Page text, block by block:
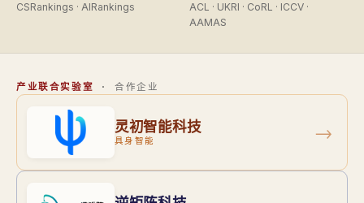
CSRankings · AIRankings
ACL · UKRI · CoRL · ICCV ·
AAMAS
产业联合实验室 · 合作企业
灵初智能科技
具身智能 →